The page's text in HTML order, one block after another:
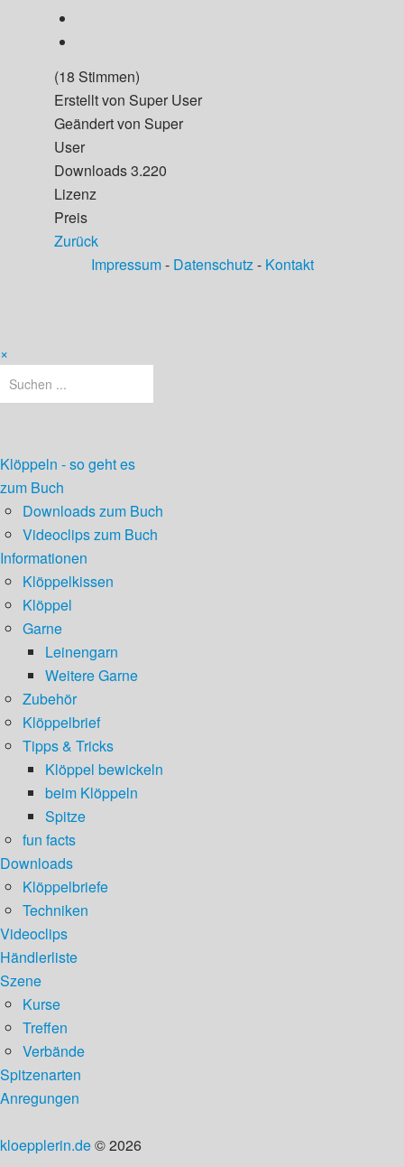
(18 Stimmen)
Erstellt von Super User
Geändert von Super
User
Downloads3.220
Lizenz
Preis
Zurück
Impressum- Datenschutz- Kontakt
×
Klöppeln - so geht es
zum Buch
Downloads zum Buch
Videoclips zum Buch
Informationen
Klöppelkissen
Klöppel
Garne
Leinengarn
Weitere Garne
Zubehör
Klöppelbrief
Tipps & Tricks
Klöppel bewickeln
beim Klöppeln
Spitze
fun facts
Downloads
Klöppelbriefe
Techniken
Videoclips
Händlerliste
Szene
Kurse
Treffen
Verbände
Spitzenarten
Anregungen
kloepplerin.de© 2026